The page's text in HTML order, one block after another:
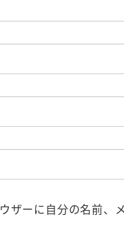
ザーに自分の名前、